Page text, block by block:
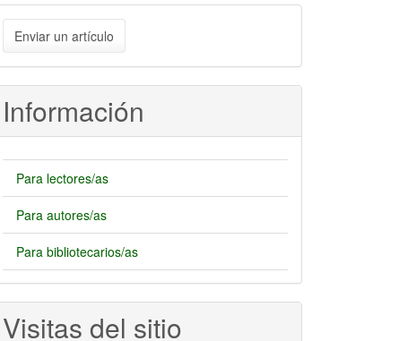
Enviar
unEnviar un artículo
Información
Para lectores/as
Para autores/as
Para bibliotecarios/as
Visitas del sitio